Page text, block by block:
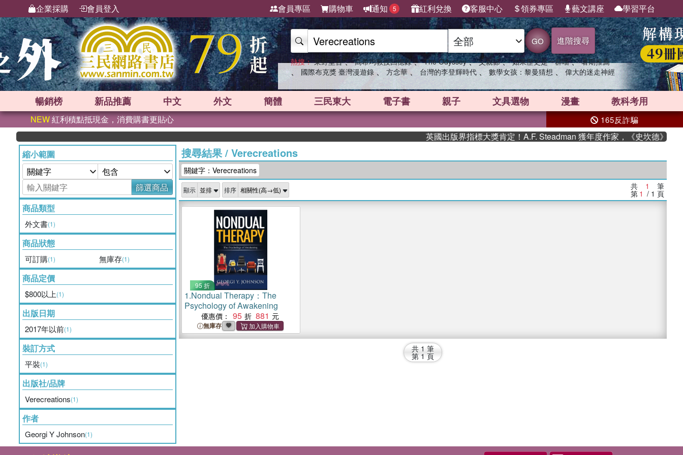
企業採購 會員登入 會員專區 購物車 通知 5 紅利兌換 客服中心 領券專區 藝文講座 學習平台
GO 進階搜尋
熱搜： 東野圭吾 、 高希均教授回憶錄 、 The Odyssey 、 父親節 、 如果歷史是一群喵 、 暑期推薦
、 國際布克獎 臺灣漫遊錄 、 方念華 、 台灣的李登輝時代 、 數學女孩：黎曼猜想 、 偉大的迷走神經
暢銷榜 新品推薦 中文 外文 簡體 三民東大 電子書 親子 文具選物 漫畫 教科考用
NEW紅利積點抵現金，消費購書更貼心 165反詐騙
英國出版界指標大獎肯定！A.F. Steadman 獲年度作家，《史坎德》系列
縮小範圍
篩選商品
商品類型
外文書(1)
商品狀態
可訂購(1) 無庫存(1)
商品定價
$800以上(1)
出版日期
2017年以前(1)
裝訂方式
平裝(1)
出版社/品牌
Verecreations(1)
作者
Georgi Y Johnson(1)
搜尋結果/ Verecreations
關鍵字：Verecreations
顯示 排序 共 1 筆
第 1 / 1 頁
95 折
1.Nondual Therapy：The
Psychology of Awakening
優惠價： 95 881
無庫存
共 1 筆
第 1 頁